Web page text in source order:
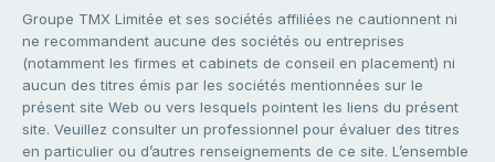
Groupe TMX Limitée et ses sociétés affiliées ne cautionnent ni
ne recommandent aucune des sociétés ou entreprises
(notamment les firmes et cabinets de conseil en placement) ni
aucun des titres émis par les sociétés mentionnées sur le
présent site Web ou vers lesquels pointent les liens du présent
site. Veuillez consulter un professionnel pour évaluer des titres
en particulier ou d’autres renseignements de ce site. L’ensemble